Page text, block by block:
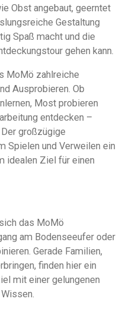
Obst angebaut, geerntet
Gestaltung
Spaß macht und die
gehen kann.
MoMö zahlreiche
Ausprobieren. Ob
Most probieren
entdecken –
großzügige
Spielen und Verweilen ein
idealen Ziel für einen
das MoMö
am Bodenseeufer oder
Gerade Familien,
finden hier ein
mit einer gelungenen